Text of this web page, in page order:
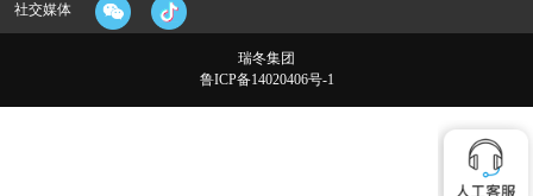
社交媒体
瑞冬集团
鲁ICP备14020406号-1